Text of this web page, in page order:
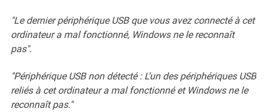
"Le dernier périphérique USB que vous avez connecté à cet
ordinateur a mal fonctionné, Windows ne le reconnaît
pas".
"Périphérique USB non détecté : L’un des périphériques USB
reliés à cet ordinateur a mal fonctionné et Windows ne le
reconnaît pas."